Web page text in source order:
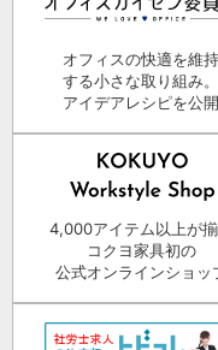
オフィスの快適を維持
する小さな取り組み。
アイデアレシピを公開
4,000アイテム以上が揃
コクヨ家具初の
公式オンラインショッ